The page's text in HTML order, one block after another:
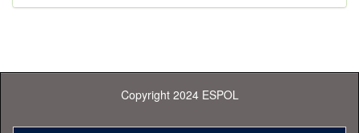
Copyright 2024 ESPOL